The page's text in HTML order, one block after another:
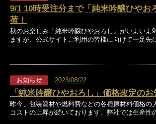
9/1 10時受注分まで「純米吟醸ひやお
荷！
秋のお楽しみ「純米吟醸ひやおろし」がいよいよ
ますが、公式サイトご利用の皆様に向けて一足先
お知らせ 2023/08/22
「純米吟醸ひやおろし」価格改定の
昨今、包装資材や燃料費などの各種原材料価格の
コストの上昇が続いております。弊社では生産性